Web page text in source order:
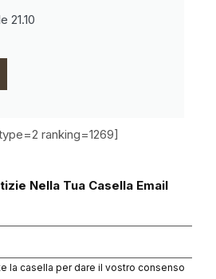
21.10
ranking=1269]
Nella Tua Casella Email
la casella per dare il vostro consenso